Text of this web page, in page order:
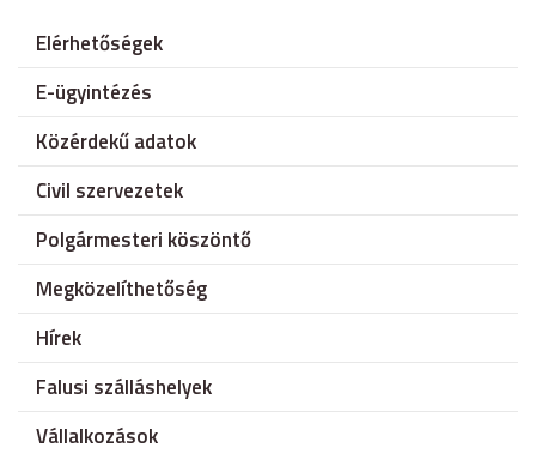
Elérhetőségek
E-ügyintézés
Közérdekű adatok
Civil szervezetek
Polgármesteri köszöntő
Megközelíthetőség
Hírek
Falusi szálláshelyek
Vállalkozások